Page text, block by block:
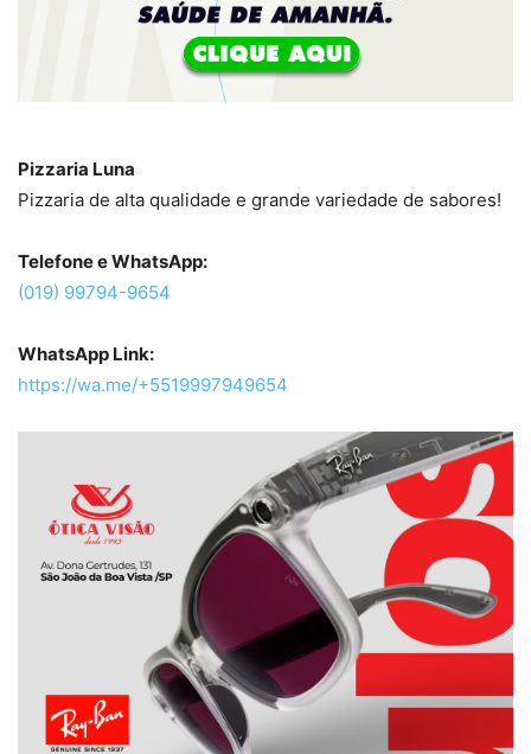
Pizzaria Luna
Pizzaria de alta qualidade e grande variedade de sabores!
Telefone e WhatsApp:
(019) 99794-9654
WhatsApp Link:
https://wa.me/+5519997949654